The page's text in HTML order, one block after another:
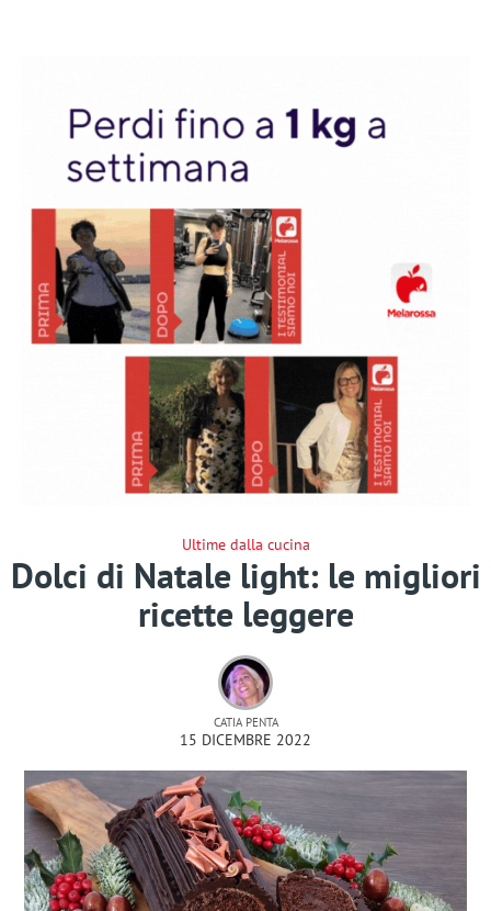
Ultime dalla cucina
Dolci di Natale light: le migliori
ricette leggere
CATIA PENTA
15 DICEMBRE 2022